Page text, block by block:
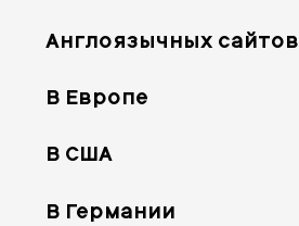
Англоязычных сайтов
В Европе
В США
В Германии